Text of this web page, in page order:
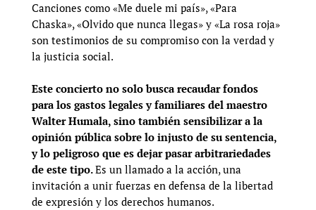
Canciones como «Me duele mi país», «Para
Chaska», «Olvido que nunca llegas» y «La rosa roja»
son testimonios de su compromiso con la verdad y
la justicia social.
Este concierto no solo busca recaudar fondos
para los gastos legales y familiares del maestro
Walter Humala, sino también sensibilizar a la
opinión pública sobre lo injusto de su sentencia,
y lo peligroso que es dejar pasar arbitrariedades
de este tipo.Es un llamado a la acción, una
invitación a unir fuerzas en defensa de la libertad
de expresión y los derechos humanos.